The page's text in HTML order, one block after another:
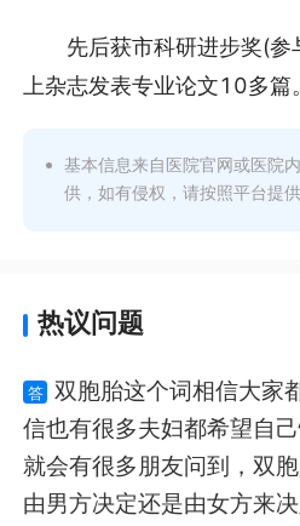
先后获市科研进步奖(参
上杂志发表专业论文10多篇。
基本信息来自医院官网或医院
供，如有侵权，请按照平台提供
热议问题
答
双胞胎这个词相信大家
信也有很多夫妇都希望自
就会有很多朋友问到，双
由男方决定还是由女方来